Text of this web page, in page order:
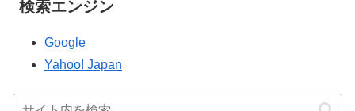
検索エンジン
Google
Yahoo! Japan